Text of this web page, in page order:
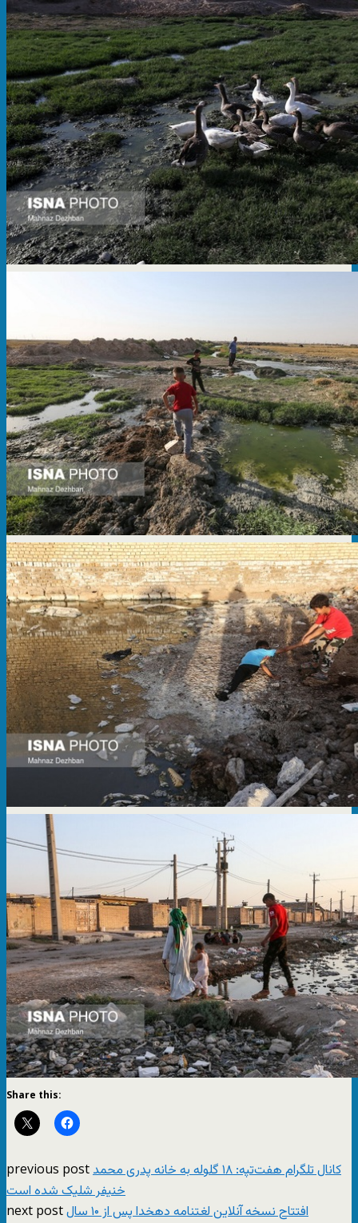
Share this:
previous postکانال تلگرام هفت‌تپه: ۱۸ گلوله به خانه پدری محمد
خنیفر شلیک شده است
next post افتتاح نسخه آنلاین لغتنامه دهخدا پس از ۱۰ سال